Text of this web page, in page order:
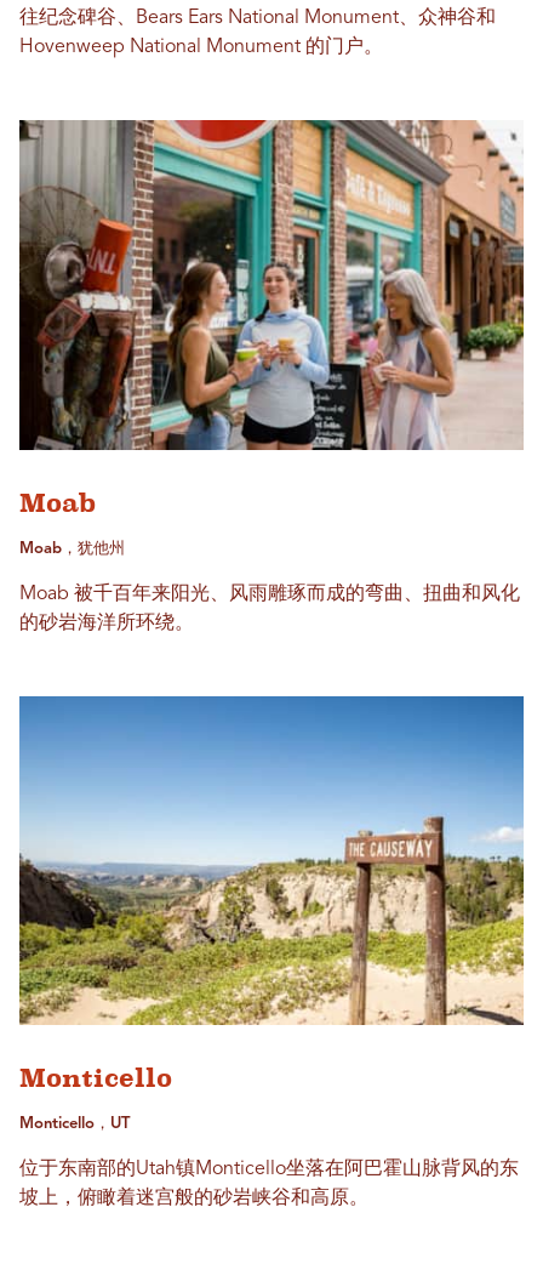
往纪念碑谷、Bears Ears National Monument、众神谷和
Hovenweep National Monument 的门户。
Moab
Moab，犹他州
Moab 被千百年来阳光、风雨雕琢而成的弯曲、扭曲和风化
的砂岩海洋所环绕。
Monticello
Monticello，UT
位于东南部的Utah镇Monticello坐落在阿巴霍山脉背风的东
坡上，俯瞰着迷宫般的砂岩峡谷和高原。